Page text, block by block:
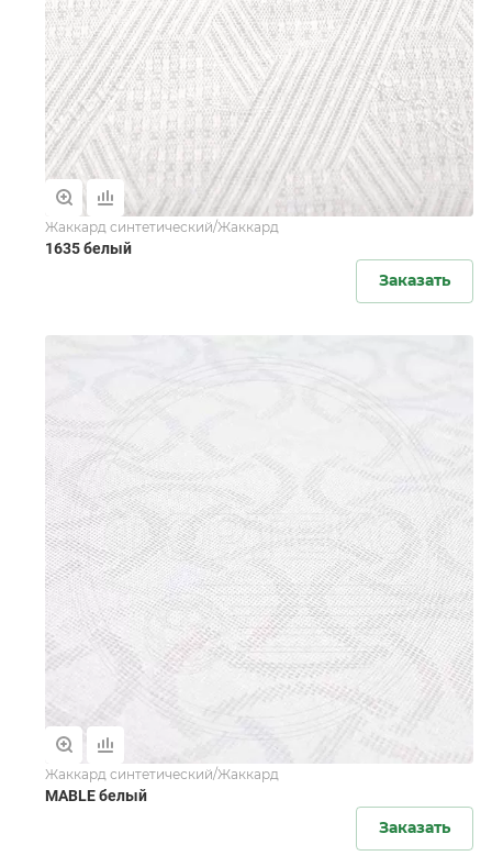
Жаккард синтетический/Жаккард
1635 белый
Заказать
Жаккард синтетический/Жаккард
MABLE белый
Заказать